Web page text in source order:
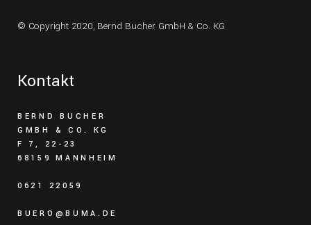
© Copyright 2020, Bernd Bucher GmbH & Co. KG
Kontakt
BERND BUCHER
GMBH & CO. KG
F 7, 22-23
68159 MANNHEIM
0621 22059
BUERO@BUMA.DE